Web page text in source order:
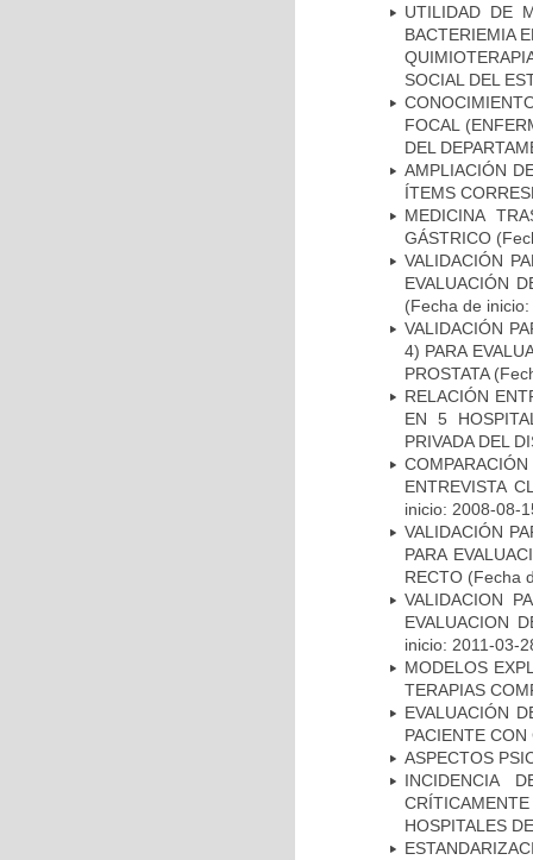
UTILIDAD DE
BACTERIEMIA
SOCIAL DEL
FOCAL
DEL
AMPLIACIÓN
ÍTEMS
MEDICINA
GÁSTRICO
VALIDACIÓN
EVALUACIÓN
(Fecha de
VALIDACIÓN
4) PARA
PROSTATA
RELACIÓN
EN 5
PRIVADA DEL
ENTREVISTA
inicio: 2008-08-
VALIDACIÓN
PARA
RECTO (Fecha
VALIDACION
EVALUACION
inicio: 2011-03-
MODELOS
TERAPIAS
EVALUACIÓN
PACIENTE CON
ASPECTOS
INCIDENCIA
HOSPITALES